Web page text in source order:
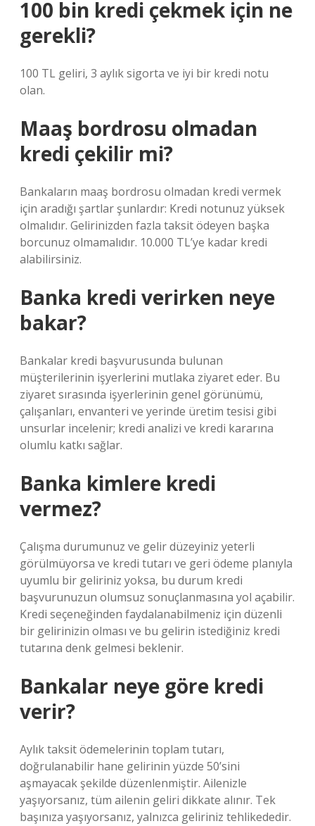
100 bin kredi çekmek için ne
gerekli?
100 TL geliri, 3 aylık sigorta ve iyi bir kredi notu
olan.
Maaş bordrosu olmadan
kredi çekilir mi?
Bankaların maaş bordrosu olmadan kredi vermek
için aradığı şartlar şunlardır: Kredi notunuz yüksek
olmalıdır. Gelirinizden fazla taksit ödeyen başka
borcunuz olmamalıdır. 10.000 TL’ye kadar kredi
alabilirsiniz.
Banka kredi verirken neye
bakar?
Bankalar kredi başvurusunda bulunan
müşterilerinin işyerlerini mutlaka ziyaret eder. Bu
ziyaret sırasında işyerlerinin genel görünümü,
çalışanları, envanteri ve yerinde üretim tesisi gibi
unsurlar incelenir; kredi analizi ve kredi kararına
olumlu katkı sağlar.
Banka kimlere kredi
vermez?
Çalışma durumunuz ve gelir düzeyiniz yeterli
görülmüyorsa ve kredi tutarı ve geri ödeme planıyla
uyumlu bir geliriniz yoksa, bu durum kredi
başvurunuzun olumsuz sonuçlanmasına yol açabilir.
Kredi seçeneğinden faydalanabilmeniz için düzenli
bir gelirinizin olması ve bu gelirin istediğiniz kredi
tutarına denk gelmesi beklenir.
Bankalar neye göre kredi
verir?
Aylık taksit ödemelerinin toplam tutarı,
doğrulanabilir hane gelirinin yüzde 50’sini
aşmayacak şekilde düzenlenmiştir. Ailenizle
yaşıyorsanız, tüm ailenin geliri dikkate alınır. Tek
başınıza yaşıyorsanız, yalnızca geliriniz tehlikededir.